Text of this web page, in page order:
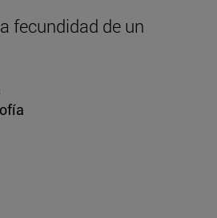
fecundidad de un